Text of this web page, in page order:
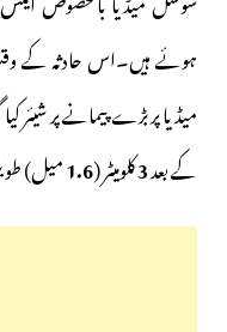
ہوئے ہیں۔اس حادثہ کے
میڈیا پر بڑے پیمانے پر شیئر
کے بعد3کلومیٹر (1.6میل)